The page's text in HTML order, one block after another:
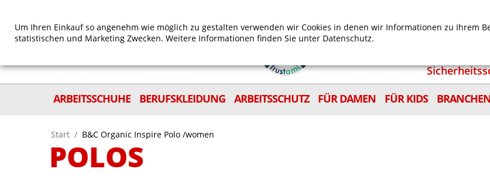
ARBEITSSCHUHE
BERUFSKLEIDUNG ARBEITSSCHUTZ FÜR DAMEN FÜR KIDS BRANCHEN
Start / B&C Organic Inspire Polo /women
POLOS
Um Ihren Einkauf so angenehm wie möglich zu gestalten verwenden wir Cookies in denen wir Informationen zu Ihrem
statistischen und Marketing Zwecken. Weitere Informationen finden Sie unter Datenschutz.